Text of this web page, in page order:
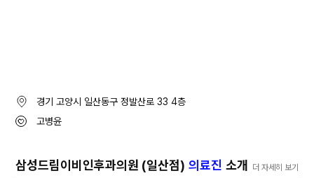
경기 고양시 일산동구 정발산로 33 4층
고병윤
삼성드림이비인후과의원 (일산점) 의료진 소개 더 자세히 보기